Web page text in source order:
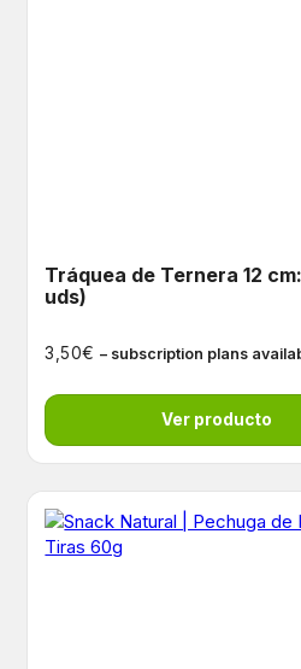
Tráquea de Ternera 12
uds)
3,50€ – subscription plans
Ver producto